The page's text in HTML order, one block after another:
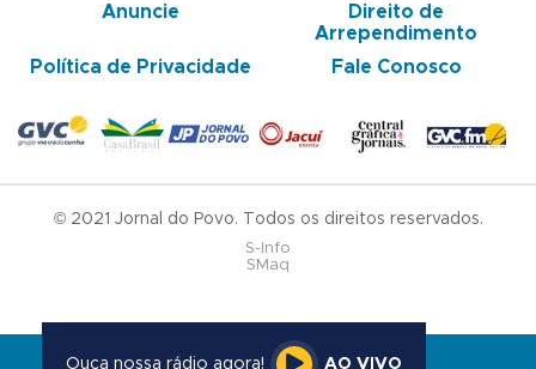
Anuncie
Direito de
Arrependimento
Política de Privacidade
Fale Conosco
© 2021 Jornal do Povo. Todos os direitos reservados.
S-Info
SMaq
Ouça nossa rádio agora! AO VIVO